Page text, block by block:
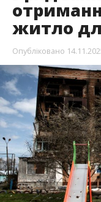
житло
Опубліковано